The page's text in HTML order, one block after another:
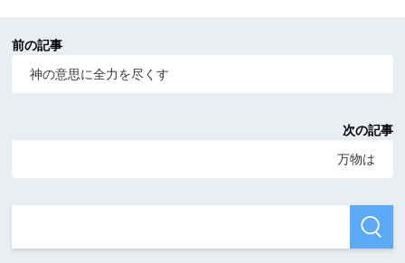
前の記事
神の意思に全力を尽くす
次の記事
万物は